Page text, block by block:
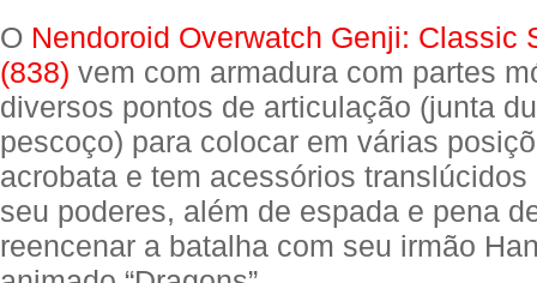
O Nendoroid Overwatch Genji: Classic
(838) vem com armadura com partes
diversos pontos de articulação (junta
pescoço) para colocar em várias
acrobata e tem acessórios translúcidos
seu poderes, além de espada e pena
reencenar a batalha com seu irmão